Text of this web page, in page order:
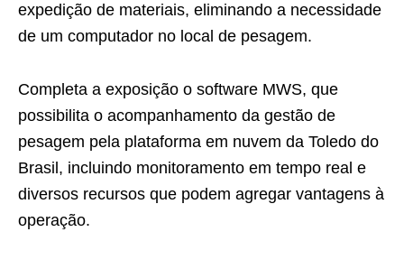
expedição de materiais, eliminando a necessidade
de um computador no local de pesagem.
Completa a exposição o software MWS, que
possibilita o acompanhamento da gestão de
pesagem pela plataforma em nuvem da Toledo do
Brasil, incluindo monitoramento em tempo real e
diversos recursos que podem agregar vantagens à
operação.